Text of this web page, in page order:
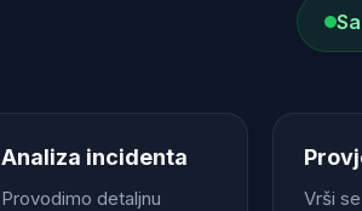
Analiza incidenta
Provodimo detaljnu
Vrši